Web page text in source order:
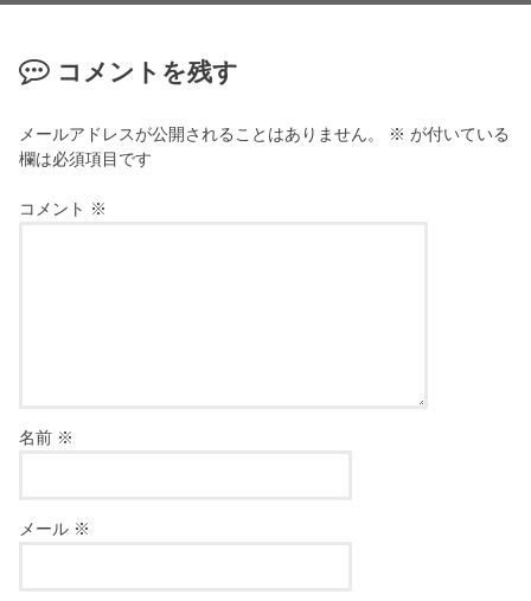
コメントを残す
メールアドレスが公開されることはありません。 ※ が付いている
欄は必須項目です
コメント ※
名前 ※
メール ※